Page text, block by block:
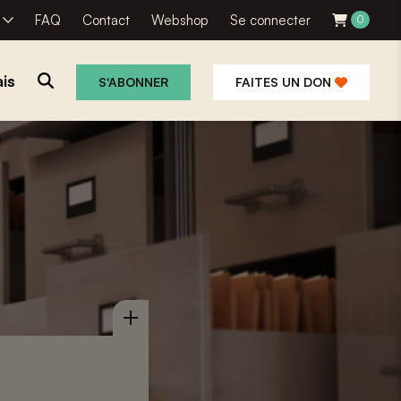
FAQ Contact Webshop Se connecter 0
S'ABONNER FAITES UN DON